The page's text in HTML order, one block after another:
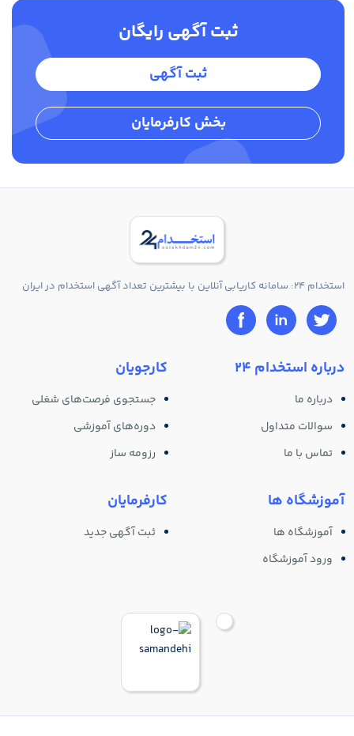
ثبت آگهی رایگان
ثبت آگهی
بخش کارفرمایان
استخدام 24: سامانه کاریابی آنلاین با بیشترین تعداد آگهی استخدام در ایران
درباره استخدام 24
درباره ما
سوالات متداول
تماس با ما
آموزشگاه ها
آموزشگاه ها
ورود آموزشگاه
کارجویان
جستجوی فرصت‌های شغلی
دوره‌های آموزشی
رزومه ساز
کارفرمایان
ثبت آگهی جدید